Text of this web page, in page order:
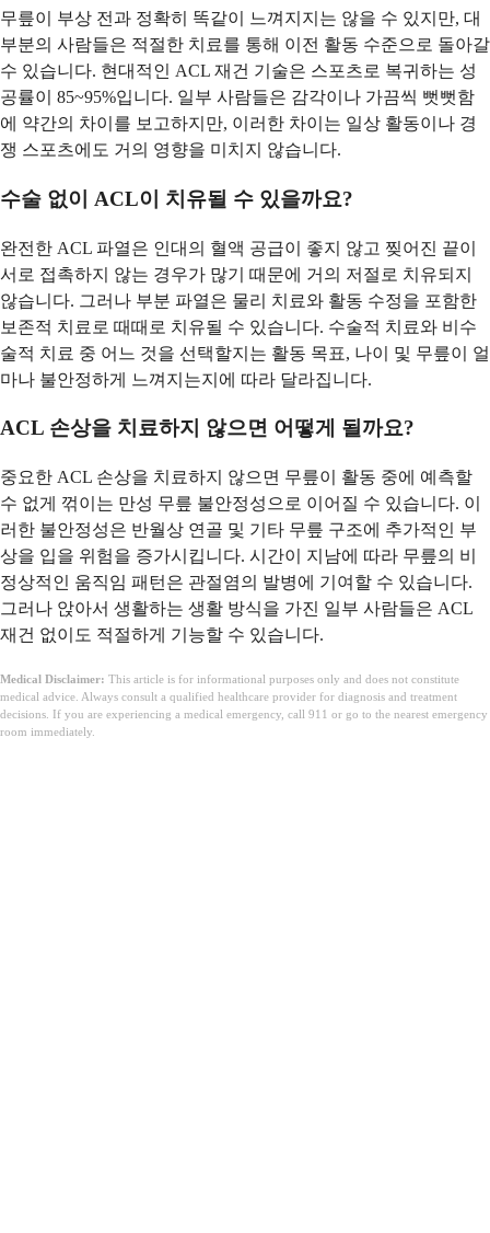
무릎이 부상 전과 정확히 똑같이 느껴지지는 않을 수 있지만, 대
부분의 사람들은 적절한 치료를 통해 이전 활동 수준으로 돌아갈
수 있습니다. 현대적인 ACL 재건 기술은 스포츠로 복귀하는 성
공률이 85~95%입니다. 일부 사람들은 감각이나 가끔씩 뻣뻣함
에 약간의 차이를 보고하지만, 이러한 차이는 일상 활동이나 경
쟁 스포츠에도 거의 영향을 미치지 않습니다.
수술 없이 ACL이 치유될 수 있을까요?
완전한 ACL 파열은 인대의 혈액 공급이 좋지 않고 찢어진 끝이
서로 접촉하지 않는 경우가 많기 때문에 거의 저절로 치유되지
않습니다. 그러나 부분 파열은 물리 치료와 활동 수정을 포함한
보존적 치료로 때때로 치유될 수 있습니다. 수술적 치료와 비수
술적 치료 중 어느 것을 선택할지는 활동 목표, 나이 및 무릎이 얼
마나 불안정하게 느껴지는지에 따라 달라집니다.
ACL 손상을 치료하지 않으면 어떻게 될까요?
중요한 ACL 손상을 치료하지 않으면 무릎이 활동 중에 예측할
수 없게 꺾이는 만성 무릎 불안정성으로 이어질 수 있습니다. 이
러한 불안정성은 반월상 연골 및 기타 무릎 구조에 추가적인 부
상을 입을 위험을 증가시킵니다. 시간이 지남에 따라 무릎의 비
정상적인 움직임 패턴은 관절염의 발병에 기여할 수 있습니다.
그러나 앉아서 생활하는 생활 방식을 가진 일부 사람들은 ACL
재건 없이도 적절하게 기능할 수 있습니다.
Medical Disclaimer: This article is for informational purposes only and does not constitute
medical advice. Always consult a qualified healthcare provider for diagnosis and treatment
decisions. If you are experiencing a medical emergency, call 911 or go to the nearest emergency
room immediately.